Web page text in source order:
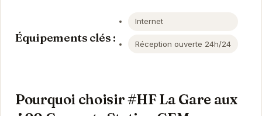
Équipements clés :
Internet
Réception ouverte 24h/24
Pourquoi choisir #HF La Gare aux